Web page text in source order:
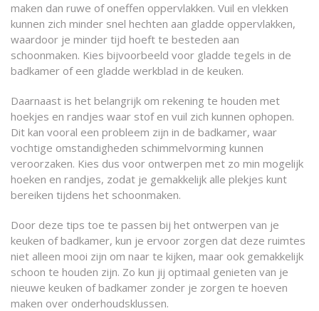
maken dan ruwe of oneffen oppervlakken. Vuil en vlekken
kunnen zich minder snel hechten aan gladde oppervlakken,
waardoor je minder tijd hoeft te besteden aan
schoonmaken. Kies bijvoorbeeld voor gladde tegels in de
badkamer of een gladde werkblad in de keuken.
Daarnaast is het belangrijk om rekening te houden met
hoekjes en randjes waar stof en vuil zich kunnen ophopen.
Dit kan vooral een probleem zijn in de badkamer, waar
vochtige omstandigheden schimmelvorming kunnen
veroorzaken. Kies dus voor ontwerpen met zo min mogelijk
hoeken en randjes, zodat je gemakkelijk alle plekjes kunt
bereiken tijdens het schoonmaken.
Door deze tips toe te passen bij het ontwerpen van je
keuken of badkamer, kun je ervoor zorgen dat deze ruimtes
niet alleen mooi zijn om naar te kijken, maar ook gemakkelijk
schoon te houden zijn. Zo kun jij optimaal genieten van je
nieuwe keuken of badkamer zonder je zorgen te hoeven
maken over onderhoudsklussen.